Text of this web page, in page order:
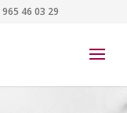
965 46 03 29